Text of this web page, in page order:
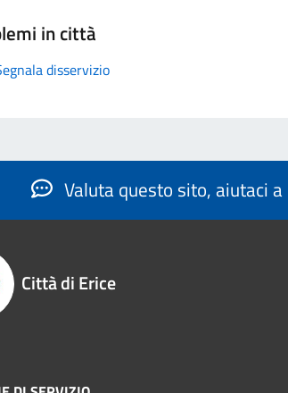
in città
disservizio
Valuta questo sito, aiutaci
Città di Erice